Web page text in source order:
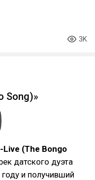
3K
Song)»
Live (The Bongo
датского дуэта
и получивший